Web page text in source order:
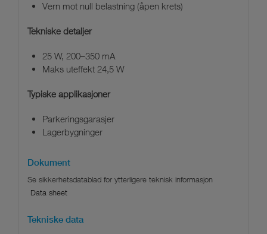
Vern mot null belastning (åpen krets)
Tekniske detaljer
25 W, 200–350 mA
Maks uteffekt 24,5 W
Typiske applikasjoner
Parkeringsgarasjer
Lagerbygninger
Dokument
Data sheet
Tekniske data